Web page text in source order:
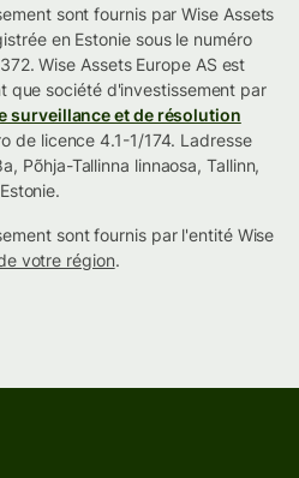
sont fournis par Wise Assets
en Estonie sous le numéro
Wise Assets Europe AS est
que société d'investissement par
surveillance et de résolution
de licence 4.1-1/174. Ladresse
Põhja-Tallinna linnaosa, Tallinn,
Estonie.
sont fournis par l'entité Wise
votre région.